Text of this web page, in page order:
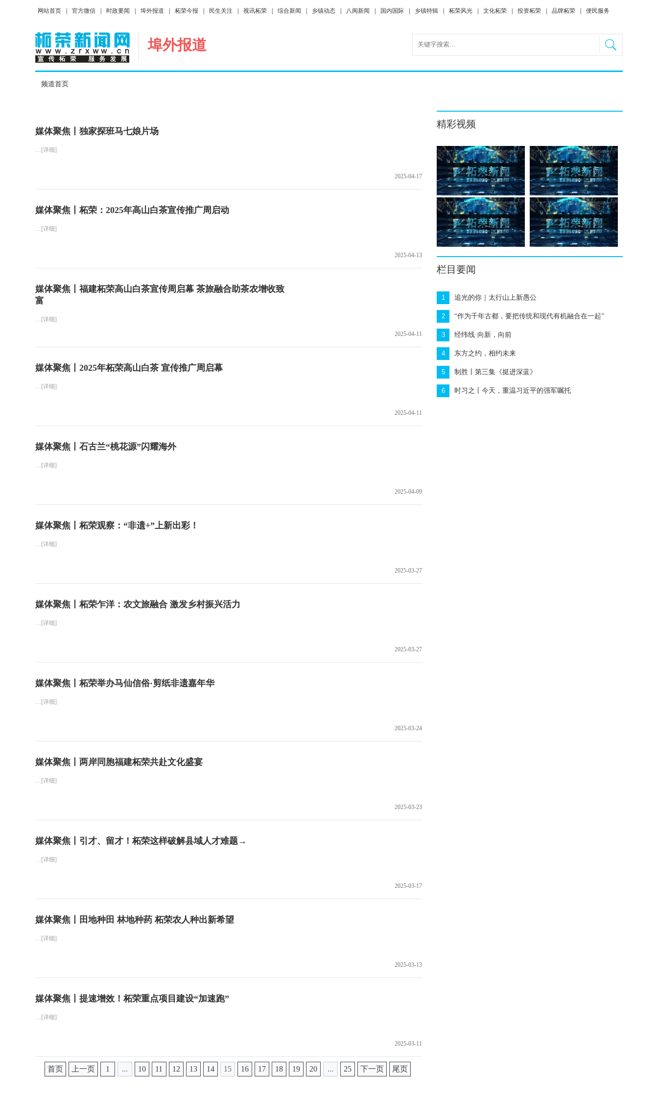
网站首页 官方微信 时政要闻 埠外报道 柘荣今报 民生关注 视讯柘荣 综合新闻 乡镇动态 八闽新闻 国内国际 乡镇特辑 柘荣风光 文化柘荣 投资柘荣 品牌柘荣 便民服务
埠外报道
频道首页
媒体聚焦丨独家探班马七娘片场
…[详细]
2025-04-17
媒体聚焦丨柘荣：2025年高山白茶宣传推广周启动
…[详细]
2025-04-13
媒体聚焦丨福建柘荣高山白茶宣传周启幕 茶旅融合助茶农增收致
富
…[详细]
2025-04-11
媒体聚焦丨2025年柘荣高山白茶 宣传推广周启幕
…[详细]
2025-04-11
媒体聚焦丨石古兰“桃花源”闪耀海外
…[详细]
2025-04-09
媒体聚焦丨柘荣观察：“非遗+”上新出彩！
…[详细]
2025-03-27
媒体聚焦丨柘荣乍洋：农文旅融合 激发乡村振兴活力
…[详细]
2025-03-27
媒体聚焦丨柘荣举办马仙信俗·剪纸非遗嘉年华
…[详细]
2025-03-24
媒体聚焦丨两岸同胞福建柘荣共赴文化盛宴
…[详细]
2025-03-23
媒体聚焦丨引才、留才！柘荣这样破解县域人才难题→
…[详细]
2025-03-17
媒体聚焦丨田地种田 林地种药 柘荣农人种出新希望
…[详细]
2025-03-13
媒体聚焦丨提速增效！柘荣重点项目建设“加速跑”
…[详细]
2025-03-11
首页 上一页 1 ... 10 11 12 13 14 15 16 17 18 19 20 ... 25 下一页 尾页
精彩视频
栏目要闻
1 追光的你｜太行山上新愚公
2 “作为千年古都，要把传统和现代有机融合在一起”
3 经纬线·向新，向前
4 东方之约，相约未来
5 制胜丨第三集《挺进深蓝》
6 时习之丨今天，重温习近平的强军嘱托